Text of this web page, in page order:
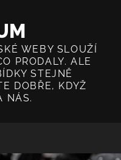
WEBY SLOUŽÍ
PRODALY. ALE
STEJNĚ
DOBŘE, KDYŽ
NÁS.